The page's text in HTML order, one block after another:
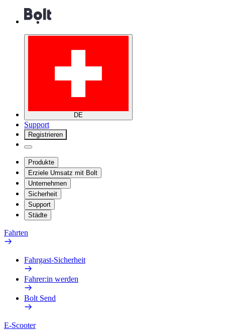
DE
Support
Registrieren
Produkte
Erziele Umsatz mit Bolt
Unternehmen
Sicherheit
Support
Städte
Fahrten
Fahrgast-Sicherheit
Fahrer:in werden
Bolt Send
E-Scooter